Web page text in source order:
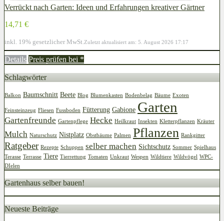
Verrückt nach Garten: Ideen und Erfahrungen kreativer Gärtner
14,71 €
inkl. 19% gesetzlicher MwSt. Zuletzt aktualisiert am: 5. August 2026 17:17
Details Preis prüfen bei *
Schlagwörter
Balkon Baumschnitt Beete Blog Blumenkasten Bodenbelag Bäume Exoten
Feinsteinzeug Fliesen Fussboden Fütterung Gabione Garten
Gartenfreunde Gartenpflege Hecke Heilkraut Insekten Kletterpflanzen Kräuter
Mulch Naturschutz Nistplatz Obstbäume Palmen Pflanzen Rankgitter
Ratgeber Rezepte Schuppen selber machen Sichtschutz Sommer Spielhaus
Terasse Terrasse Tiere Tierrettung Tomaten Unkraut Wespen Wildtiere Wildvögel WPC-
DIelen
Gartenhaus selber bauen!
Neueste Beiträge